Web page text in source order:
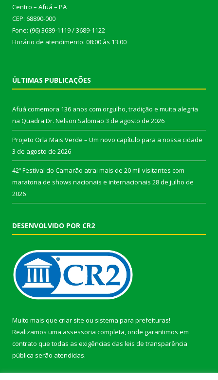
Centro – Afuá – PA
CEP: 68890-000
Fone: (96) 3689-1119 / 3689-1122
Horário de atendimento: 08:00 às 13:00
ÚLTIMAS PUBLICAÇÕES
Afuá comemora 136 anos com orgulho, tradição e muita alegria
na Quadra Dr. Nelson Salomão 3 de agosto de 2026
Projeto Orla Mais Verde – Um novo capítulo para a nossa cidade
3 de agosto de 2026
42º Festival do Camarão atrai mais de 20 mil visitantes com
maratona de shows nacionais e internacionais 28 de julho de
2026
DESENVOLVIDO POR CR2
Muito mais que criar site ou sistema para prefeituras!
Realizamos uma assessoria completa, onde garantimos em
contrato que todas as exigências das leis de transparência
pública serão atendidas.